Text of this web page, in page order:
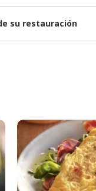
su restauración